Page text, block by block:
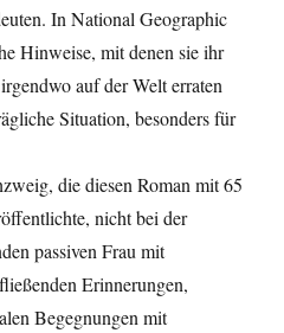
In National Geographic
Hinweise, mit denen sie ihr
auf der Welt erraten
Situation, besonders für
die diesen Roman mit 65
nicht bei der
passiven Frau mit
Erinnerungen,
Begegnungen mit